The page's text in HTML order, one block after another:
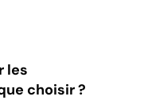
les
choisir ?